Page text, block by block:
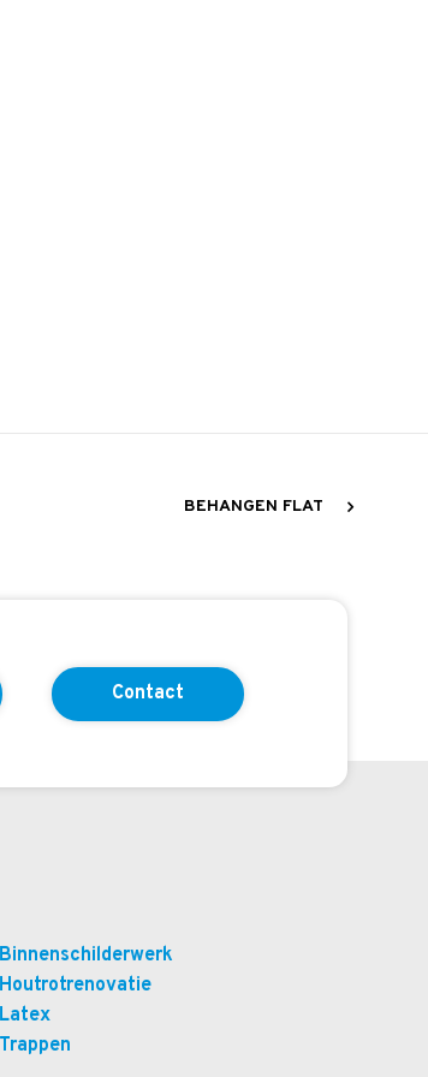
Contact
BEHANGEN FLAT
Binnenschilderwerk
Houtrotrenovatie
Latex
Trappen